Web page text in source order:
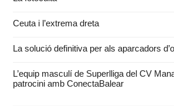
Ceuta i l’extrema dreta
La solució definitiva per als aparcadors
L’equip masculí de Superlliga del CV
patrocini amb ConectaBalear